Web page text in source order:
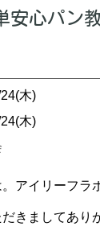
安心パン
木)
木)
。アイリーフ
きましてあり